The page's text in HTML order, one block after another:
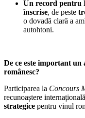
Un record pentru
înscrise, de peste
o dovadă clară a
autohtoni.
De ce este important
românesc?
Participarea la Concours
recunoaștere
strategice pentru vinul